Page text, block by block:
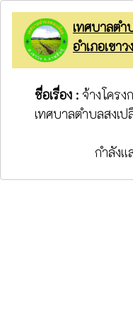
เทศบาลตำ
อำเภอเขา
ชื่อเรื่อง : จ้างโคร
เทศบาลตำบลสงเป
กำลังแ